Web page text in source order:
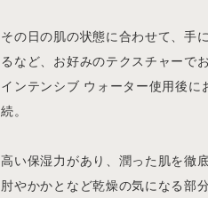
その日の肌の状態に合わせて、手
るなど、お好みのテクスチャーで
インテンシブ ウォーター使用後
続。
高い保湿力があり、潤った肌を徹
肘やかかとなど乾燥の気になる部